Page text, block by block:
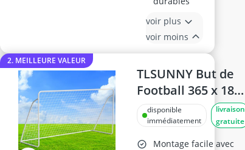
voir plus
voir moins
2. MEILLEURE VALEUR
TLSUNNY But de
Football 365 x 180
x 120 cm pour
Enfants
disponible
immédiatement
livraison
gratuite
Montage facile avec